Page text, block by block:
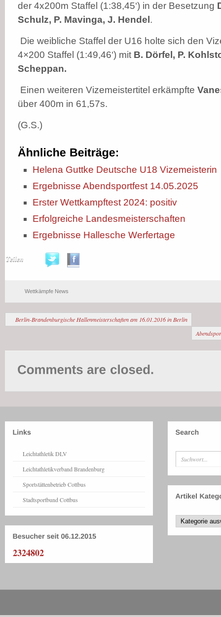
der 4x200m Staffel (1:38,45‘) in der Besetzung
Schulz, P. Mavinga, J. Hendel .
Die weibliche Staffel der U16 holte sich den
4×200 Staffel (1:49,46‘) mit B. Dörfel, P.
Scheppan.
Einen weiteren Vizemeistertitel erkämpfte
über 400m in 61,57s.
(G.S.)
Helena Guttke Deutsche U18 Vizemeisterin
Ergebnisse Abendsportfest 14.05.2025
Erster Wettkampftest 2024: positiv
Erfolgreiche Landesmeisterschaften
Ergebnisse Hallesche Werfertage
Teilen
Wettkämpfe News
Berlin-Brandenburgische Hallenmeisterschaften am 16.01.2016 in Berlin
Leichtathletik DLV
Leichtathletikverband Brandenburg
Sportstättenbetrieb Cottbus
Stadtsportbund Cottbus
2324802